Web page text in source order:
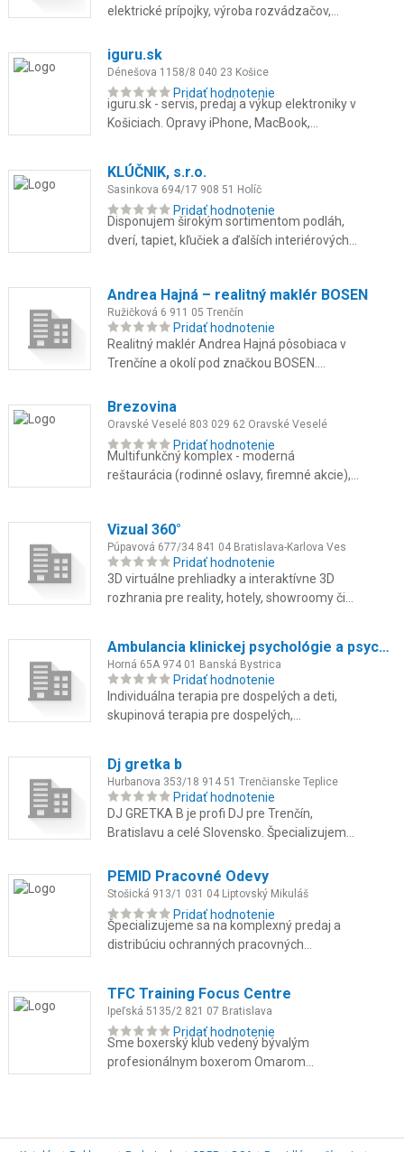
elektrické prípojky, výroba rozvádzačov,
Pridať hodnotenie
iguru.sk
Dénešova 1158/8 040 23 Košice
iguru.sk - servis, predaj a výkup elektroniky v
Košiciach. Opravy iPhone, MacBook,
zariadenia so zárukou až 24 ...
Pridať hodnotenie
KLÚČNIK, s.r.o.
Sasinkova 694/17 908 51 Holíč
Disponujem širokým sortimentom podláh,
dverí, tapiet, kľučiek a ďalších interiérových
Pridať hodnotenie
Andrea Hajná – realitný maklér BOSEN
Ružičková 6 911 05 Trenčín
Realitný maklér Andrea Hajná pôsobiaca v
Trenčíne a okolí pod značkou BOSEN.
nehnuteľností, poradenstvo a oceňov...
Pridať hodnotenie
Brezovina
Oravské Veselé 803 029 62 Oravské Veselé
Multifunkčný komplex - moderná
reštaurácia (rodinné oslavy, firemné akcie),
Pridať hodnotenie
Vizual 360°
Púpavová 677/34 841 04 Bratislava-Karlova Ves
3D virtuálne prehliadky a interaktívne 3D
rozhrania pre reality, hotely, showroomy či
Pridať hodnotenie
Ambulancia klinickej psychológie a psychoterapie
Horná 65A 974 01 Banská Bystrica
Individuálna terapia pre dospelých a deti,
skupinová terapia pre dospelých,
Pridať hodnotenie
Dj gretka b
Hurbanova 353/18 914 51 Trenčianske Teplice
DJ GRETKA B je profi DJ pre Trenčín,
Bratislavu a celé Slovensko. Špecializujem
večierky. Som multižánrová DJ...
Pridať hodnotenie
PEMID Pracovné Odevy
Stošická 913/1 031 04 Liptovský Mikuláš
Špecializujeme sa na komplexný predaj a
distribúciu ochranných pracovných
Pridať hodnotenie
TFC Training Focus Centre
Ipeľská 5135/2 821 07 Bratislava
Sme boxerský klub vedený bývalým
profesionálnym boxerom Omarom